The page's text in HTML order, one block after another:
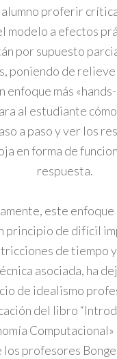
alumno proferir
modelo a efectos
por supuesto
poniendo de
enfoque más
al estudiante
a paso y ver los
en forma de
respuesta.
este enfoque
principio de difícil
de tiempo
asociada, ha
de idealismo
del libro
los profesores